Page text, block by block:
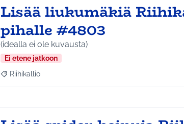
Lisää liukumäkiä
pihalle #4803
(idealla ei ole kuvausta)
Ei etene jatkoon
Rajaa tulokset teeman mukaan: Riihikallio
Riihikallio